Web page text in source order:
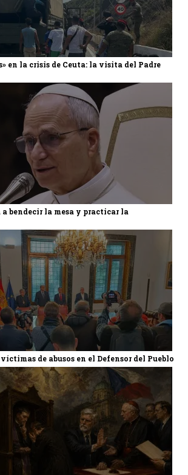
en la crisis de Ceuta: la visita del Padre
bendecir la mesa y practicar la
de abusos en el Defensor del Pueblo